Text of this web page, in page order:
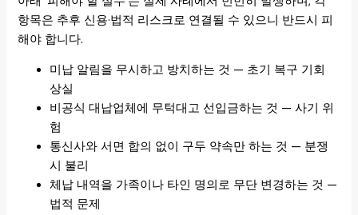
항목은 추후 신용·법적 리스크로 연결될 수 있으니 반드시 피
해야 합니다.
미납 알림을 무시하고 방치하는 것 — 초기 복구 기회
상실
비공식 대납업체에 무턱대고 선입금하는 것 — 사기 위
험
통신사와 서면 합의 없이 구두 약속만 하는 것 — 분쟁
시 불리
체납 내역을 가족이나 타인 명의로 무단 변경하는 것 —
법적 문제